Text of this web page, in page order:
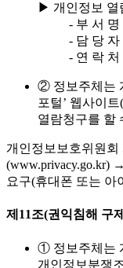
▶ 개인정보 열
- 부 서
- 담 당
- 연 락 처
② 정보주체는
포털’ 웹사이
열람청구를 할
개인정보보호위원회
(www.privacy.go.kr)
요구(휴대폰 또는 아
제11조(권익침해 구
① 정보주체는
개인정보분쟁